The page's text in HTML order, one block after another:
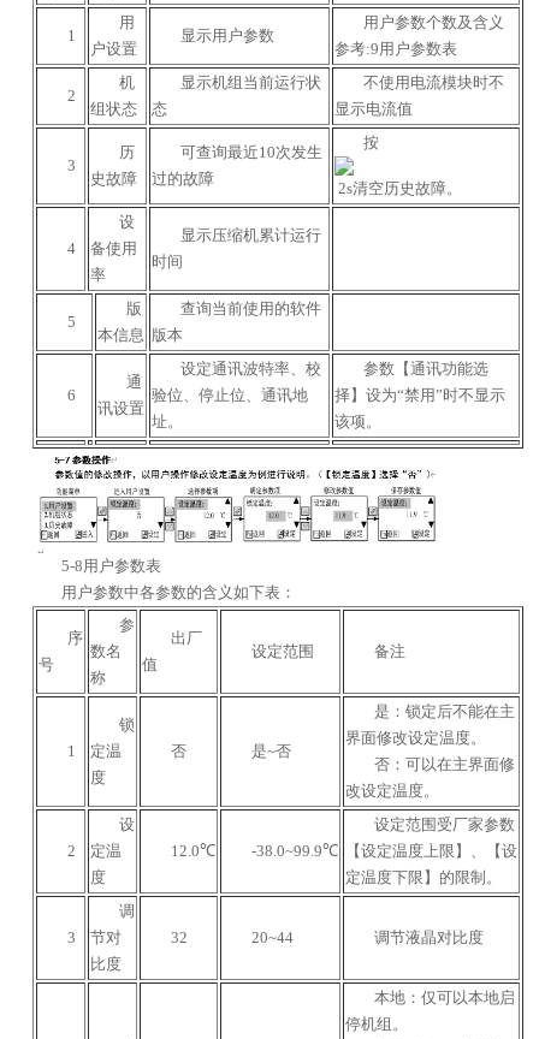
1
用
户设置
显示用户参数
用户参数个数及含义
参考:9用户参数表
2
机
组状态
显示机组当前运行状
态
不使用电流模块时不
显示电流值
3
历
史故障
可查询最近10次发生
过的故障
按
2s清空历史故障。
4
设
备使用
率
显示压缩机累计运行
时间
5
版
本信息
查询当前使用的软件
版本
6
通
讯设置
设定通讯波特率、校
验位、停止位、通讯地
址。
参数【通讯功能选
择】设为“禁用”时不显示
该项。
5-8用户参数表
用户参数中各参数的含义如下表：
序
号
参
数名
称
出厂
值
设定范围 备注
1
锁
定温
度
否 是~否
是：锁定后不能在主
界面修改设定温度。
否：可以在主界面修
改设定温度。
2
设
定温
度
12.0℃ -38.0~99.9℃
设定范围受厂家参数
【设定温度上限】、【设
定温度下限】的限制。
3
调
节对
比度
32 20~44 调节液晶对比度
本地：仅可以本地启
停机组。